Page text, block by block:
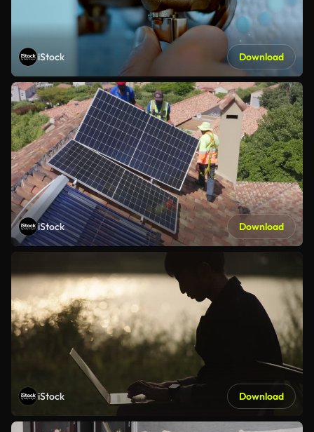
iStock Download
iStock Download
iStock Download